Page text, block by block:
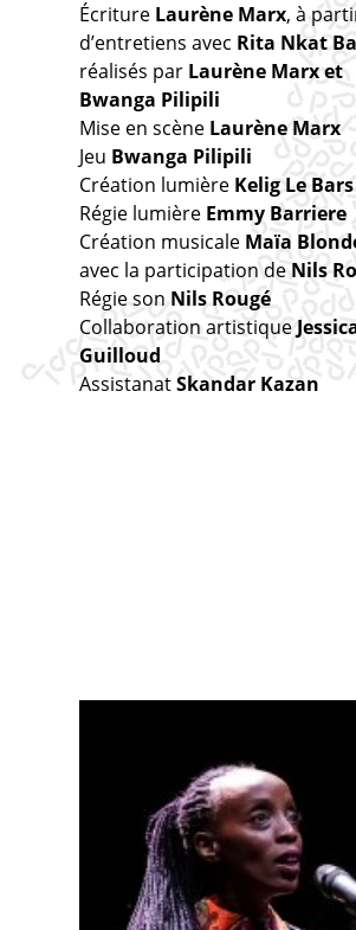
Écriture Laurène Marx, à
d’entretiens avec Rita Nkat
réalisés par Laurène Marx et
Bwanga Pilipili
Mise en scène Laurène Marx
Jeu Bwanga Pilipili
Création lumière Kelig Le Bars
Régie lumière Emmy Barriere
Création musicale Maïa
avec la participation de Nils
Régie son Nils Rougé
Collaboration artistique
Guilloud
AssistanatSkandar Kazan